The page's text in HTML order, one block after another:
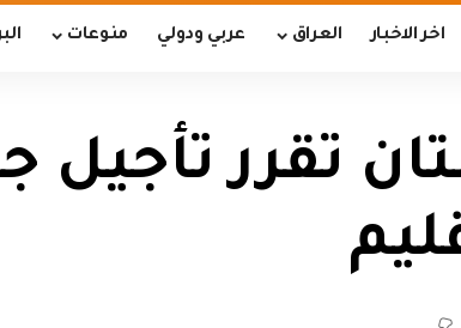
اخر الاخبار العراق عربي ودولي منوعات
تقرر تأجيل